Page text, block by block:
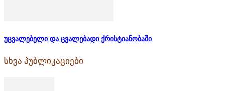
უცვალებელი და ცვალებადი ქრისტიანობაში
სხვა პუბლიკაციები